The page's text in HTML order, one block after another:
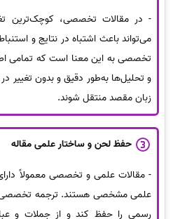
- در مقالات تخصصی، کوچک‌ترین
می‌تواند باعث اشتباه در نتایج و
تخصصی به این معنا است که تمامی
و تحلیل‌ها به‌طور دقیق و بدون تغییر
زبان مقصد منتقل شوند.
حفظ لحن و ساختار علمی مقاله
- مقالات علمی و تخصصی معمولاً
علمی مشخصی هستند. ترجمه تخصصی
رسمی را حفظ کند و از جملات و